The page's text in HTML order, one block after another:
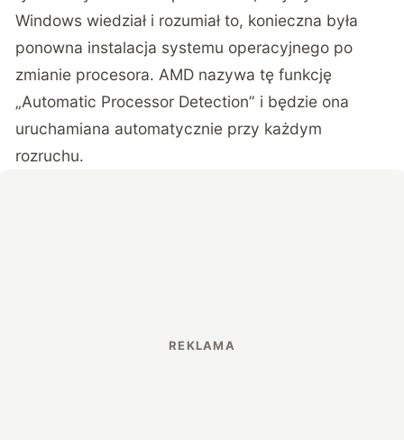
Windows wiedział i rozumiał to, konieczna była
ponowna instalacja systemu operacyjnego po
zmianie procesora. AMD nazywa tę funkcję
„Automatic Processor Detection” i będzie ona
uruchamiana automatycznie przy każdym
rozruchu.